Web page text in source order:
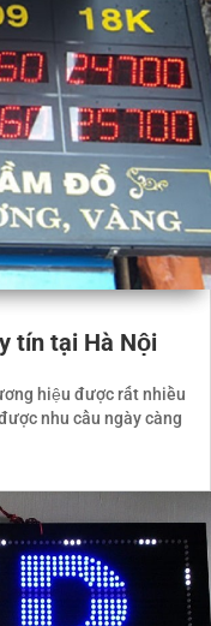
tín tại Hà Nội
hiệu được rất nhiều
nhu cầu ngày càng